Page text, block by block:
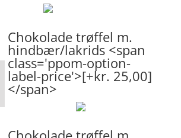
Chokolade trøffel m.
hindbær/lakrids <span
class='ppom-option-
label-price'>[+kr. 25,00]
</span>